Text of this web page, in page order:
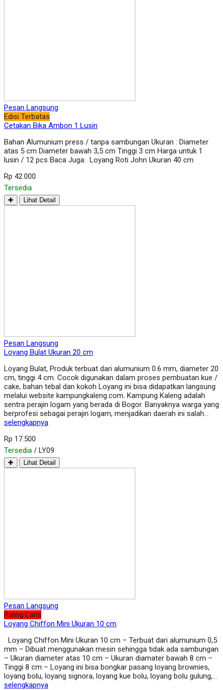
Pesan Langsung
Edisi Terbatas
Cetakan Bika Ambon 1 Lusin
Bahan Alumunium press / tanpa sambungan Ukuran : Diameter
atas 5 cm Diameter bawah 3,5 cm Tinggi 3 cm Harga untuk 1
lusin / 12 pcs Baca Juga: Loyang Roti John Ukuran 40 cm
Rp 42.000
Tersedia
✚ Lihat Detail
Pesan Langsung
Loyang Bulat Ukuran 20 cm
Loyang Bulat, Produk terbuat dari alumunium 0.6 mm, diameter 20
cm, tinggi 4 cm. Cocok digunakan dalam proses pembuatan kue /
cake, bahan tebal dan kokoh Loyang ini bisa didapatkan langsung
melalui website kampungkaleng.com. Kampung Kaleng adalah
sentra perajin logam yang berada di Bogor. Banyaknya warga yang
berprofesi sebagai perajin logam, menjadikan daerah ini salah…
selengkapnya
Rp 17.500
Tersedia / LY09
✚ Lihat Detail
Pesan Langsung
Paling Laris
Loyang Chiffon Mini Ukuran 10 cm
Loyang Chiffon Mini Ukuran 10 cm – Terbuat dari alumunium 0,5
mm – Dibuat menggunakan mesin sehingga tidak ada sambungan
– Ukuran diameter atas 10 cm – Ukuran diamater bawah 8 cm –
Tinggi 8 cm – Loyang ini bisa bongkar pasang loyang brownies,
loyang bolu, loyang signora, loyang kue bolu, loyang bolu gulung,…
selengkapnya